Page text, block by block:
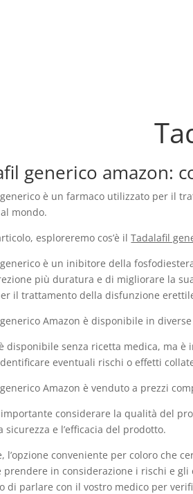
generico amazon:
è un farmaco utilizzato per il
mondo.
esploreremo cos’è ilTadalafil
è un inibitore della
più duratura e di migliorare la
il trattamento della disfunzione
Amazon è disponibile in
disponibile senza ricetta medica, ma
eventuali rischi o effetti
Amazon è venduto a prezzi
considerare la qualità del
sicurezza e l’efficacia del prodotto.
l’opzione conveniente per coloro che
in considerazione i rischi e gli
di parlare con il vostro medico per